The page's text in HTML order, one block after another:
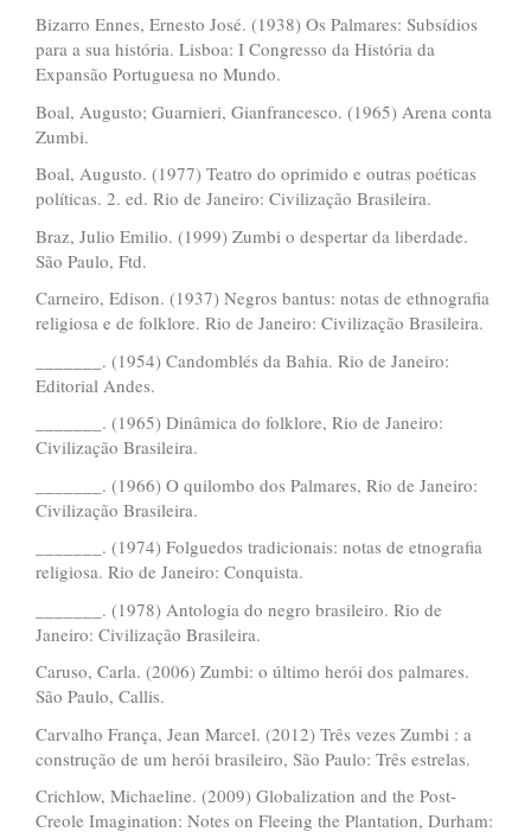
Bizarro Ennes, Ernesto José. (1938) Os Palmares: Subsídios
para a sua história. Lisboa: I Congresso da História da
Expansão Portuguesa no Mundo.
Boal, Augusto; Guarnieri, Gianfrancesco. (1965) Arena conta
Zumbi.
Boal, Augusto. (1977) Teatro do oprimido e outras poéticas
políticas. 2. ed. Rio de Janeiro: Civilização Brasileira.
Braz, Julio Emilio. (1999) Zumbi o despertar da liberdade.
São Paulo, Ftd.
Carneiro, Edison. (1937) Negros bantus: notas de ethnografia
religiosa e de folklore. Rio de Janeiro: Civilização Brasileira.
_______. (1954) Candomblés da Bahia. Rio de Janeiro:
Editorial Andes.
_______. (1965) Dinâmica do folklore, Rio de Janeiro:
Civilização Brasileira.
_______. (1966) O quilombo dos Palmares, Rio de Janeiro:
Civilização Brasileira.
_______. (1974) Folguedos tradicionais: notas de etnografia
religiosa. Rio de Janeiro: Conquista.
_______. (1978) Antologia do negro brasileiro. Rio de
Janeiro: Civilização Brasileira.
Caruso, Carla. (2006) Zumbi: o último herói dos palmares.
São Paulo, Callis.
Carvalho França, Jean Marcel. (2012) Três vezes Zumbi : a
construção de um herói brasileiro, São Paulo: Três estrelas.
Crichlow, Michaeline. (2009) Globalization and the Post-
Creole Imagination: Notes on Fleeing the Plantation, Durham: